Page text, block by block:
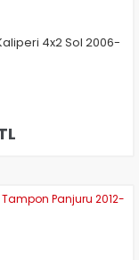
4x2 Sol 2006-